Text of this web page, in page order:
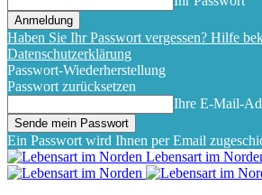
Haben Sie Ihr Passwort vergessen? Hilfe
Datenschutzerklärung
Passwort-Wiederherstellung
Passwort zurücksetzen
Ihre E-Mail-
Ein Passwort wird Ihnen per Email
Lebensart im